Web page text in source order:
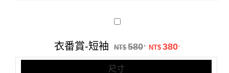
衣
短
袖
衣番賞-短袖 NT$ 580. 原始價格：
NT$ 380.目前價格
尺寸